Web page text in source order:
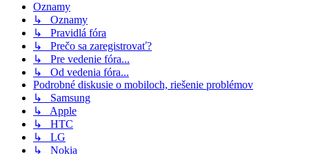
Oznamy
↳ Oznamy
↳ Pravidlá fóra
↳ Prečo sa zaregistrovať?
↳ Pre vedenie fóra...
↳ Od vedenia fóra...
Podrobné diskusie o mobiloch, riešenie problémov
↳ Samsung
↳ Apple
↳ HTC
↳ LG
↳ Nokia